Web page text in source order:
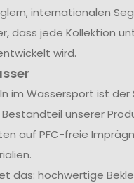
internationalen
dass jede Kollektion
wird.
im Wassersport ist der
unserer
auf PFC-freie
das: hochwertige